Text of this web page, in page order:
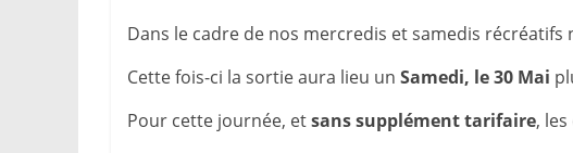
Dans le cadre de nos mercredis et samedis récréatifs
Cette fois-ci la sortie aura lieu un Samedi, le 30 Mai
Pour cette journée, etsans supplément tarifaire,